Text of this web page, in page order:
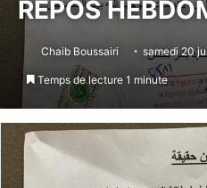
REPOS
Chaib Boussairi samedi 20
Temps de lecture 1 minute